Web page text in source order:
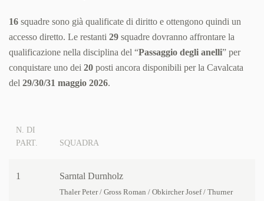
16 squadre sono già qualificate di diritto e ottengono quindi un
accesso diretto. Le restanti 29 squadre dovranno affrontare la
qualificazione nella disciplina del “Passaggio degli anelli” per
conquistare uno dei 20 posti ancora disponibili per la Cavalcata
del 29/30/31 maggio 2026.
N. DI
PART.
SQUADRA
1 Sarntal Durnholz
Thaler Peter / Gross Roman / Obkircher Josef / Thurner